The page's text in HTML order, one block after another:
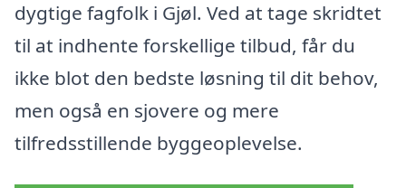
dygtige fagfolk i Gjøl. Ved at tage skridtet
til at indhente forskellige tilbud, får du
ikke blot den bedste løsning til dit behov,
men også en sjovere og mere
tilfredsstillende byggeoplevelse.